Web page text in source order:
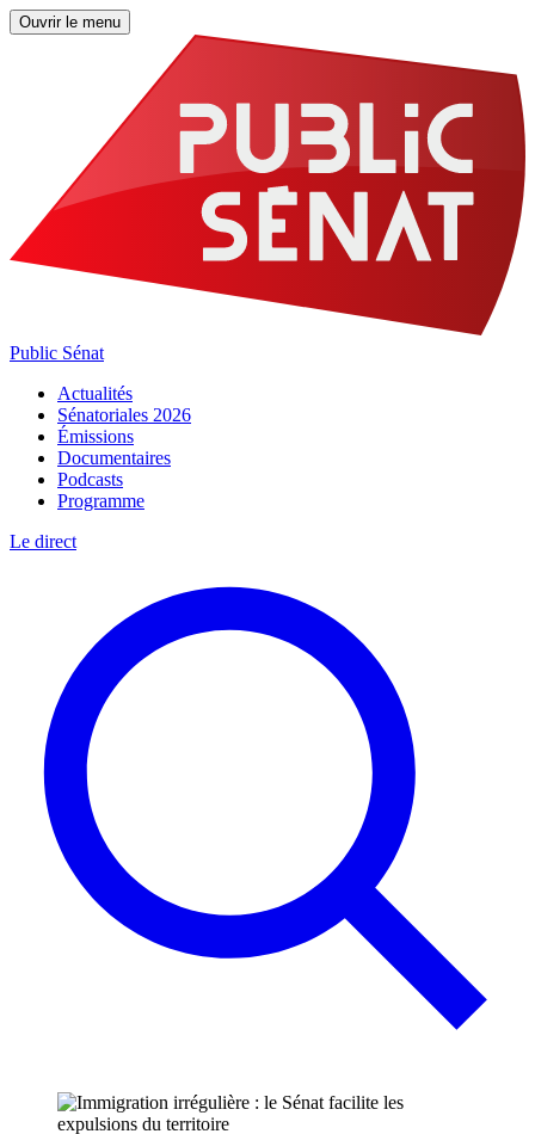
Ouvrir le menu
Public Sénat
Actualités
Sénatoriales 2026
Émissions
Documentaires
Podcasts
Programme
Le direct